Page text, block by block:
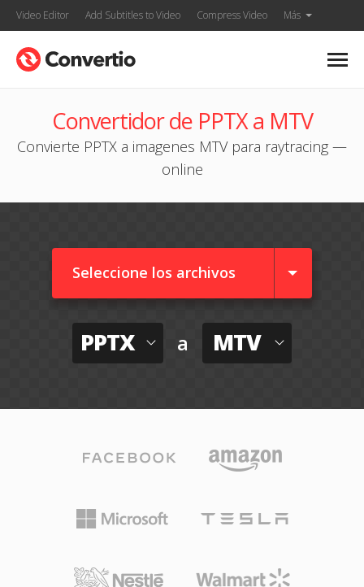
Video Editor Add Subtitles to Video Compress Video Más
Convertidor de PPTX a MTV
Convierte PPTX a imagenes MTV para raytracing —
online
Seleccione los archivos
PPTX a MTV